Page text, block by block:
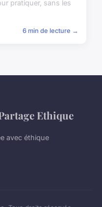
pratiquer, sans les
6 min de lecture →
Ethique
avec éthique